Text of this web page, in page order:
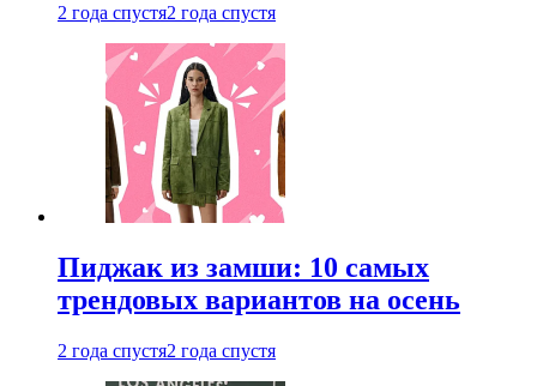
2 года спустя2 года спустя
Пиджак из замши: 10 самых
трендовых вариантов на осень
2 года спустя2 года спустя